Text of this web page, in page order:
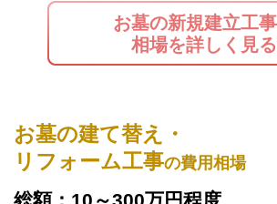
お墓の新規建立工
相場を詳しく見る
お墓の建て替え・
リフォーム工事の費用相場